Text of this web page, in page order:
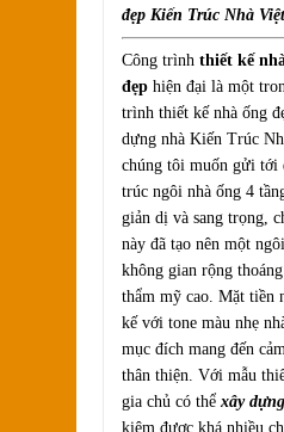
đẹp Kiến Trúc Nhà Việt
Công trình thiết kế
đẹp hiện đại là một
trình thiết kế nhà ống
dựng nhà Kiến Trúc
chúng tôi muốn gửi tới
trúc ngôi nhà ống 4
giản dị và sang trọng,
này đã tạo nên một ngôi
không gian rộng
thẩm mỹ cao. Mặt tiền
kế với tone màu nhẹ
mục đích mang đến
thân thiện. Với mẫu
gia chủ có thể xây
kiệm được khá nhiều